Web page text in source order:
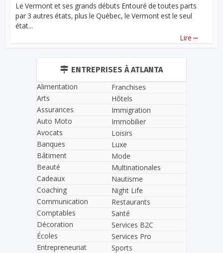
Le Vermont et ses grands débuts Entouré de toutes parts
par 3 autres états, plus le Québec, le Vermont est le seul
état...
Lire ...
ENTREPRISES À ATLANTA
Alimentation
Arts
Assurances
Auto Moto
Avocats
Banques
Bâtiment
Beauté
Cadeaux
Coaching
Communication
Comptables
Décoration
Écoles
Entrepreneuriat
Franchises
Hôtels
Immigration
Immobilier
Loisirs
Luxe
Mode
Multinationales
Nautisme
Night Life
Restaurants
Santé
Services B2C
Services Pro
Sports